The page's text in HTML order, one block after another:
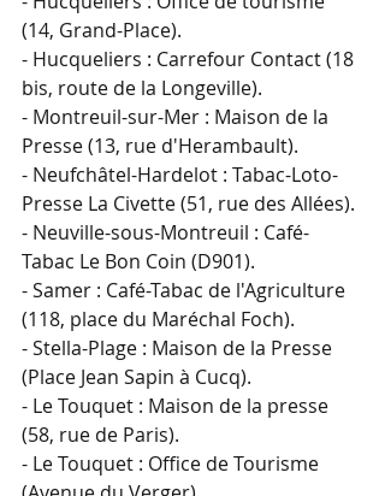
(14, Grand-Place).
- Hucqueliers : Carrefour Contact (18
bis, route de la Longeville).
- Montreuil-sur-Mer : Maison de la
Presse (13, rue d'Herambault).
- Neufchâtel-Hardelot : Tabac-Loto-
Presse La Civette (51, rue des Allées).
- Neuville-sous-Montreuil : Café-
Tabac Le Bon Coin (D901).
- Samer : Café-Tabac de l'Agriculture
(118, place du Maréchal Foch).
- Stella-Plage : Maison de la Presse
(Place Jean Sapin à Cucq).
- Le Touquet : Maison de la presse
(58, rue de Paris).
- Le Touquet : Office de Tourisme